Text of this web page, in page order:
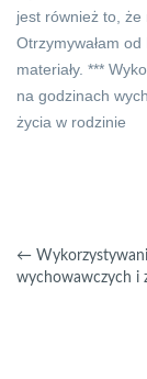
jest również to, że
Otrzymywałam
materiały. ***
na godzinach
życia w rodzinie
←
wychowawczych i